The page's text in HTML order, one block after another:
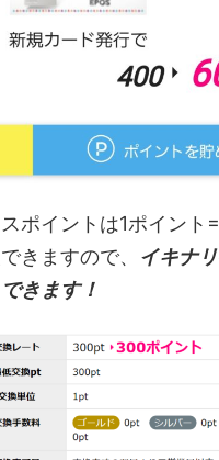
ポイントは1ポイント
きますので、 イキナ
きます！